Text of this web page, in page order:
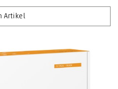
Artikel